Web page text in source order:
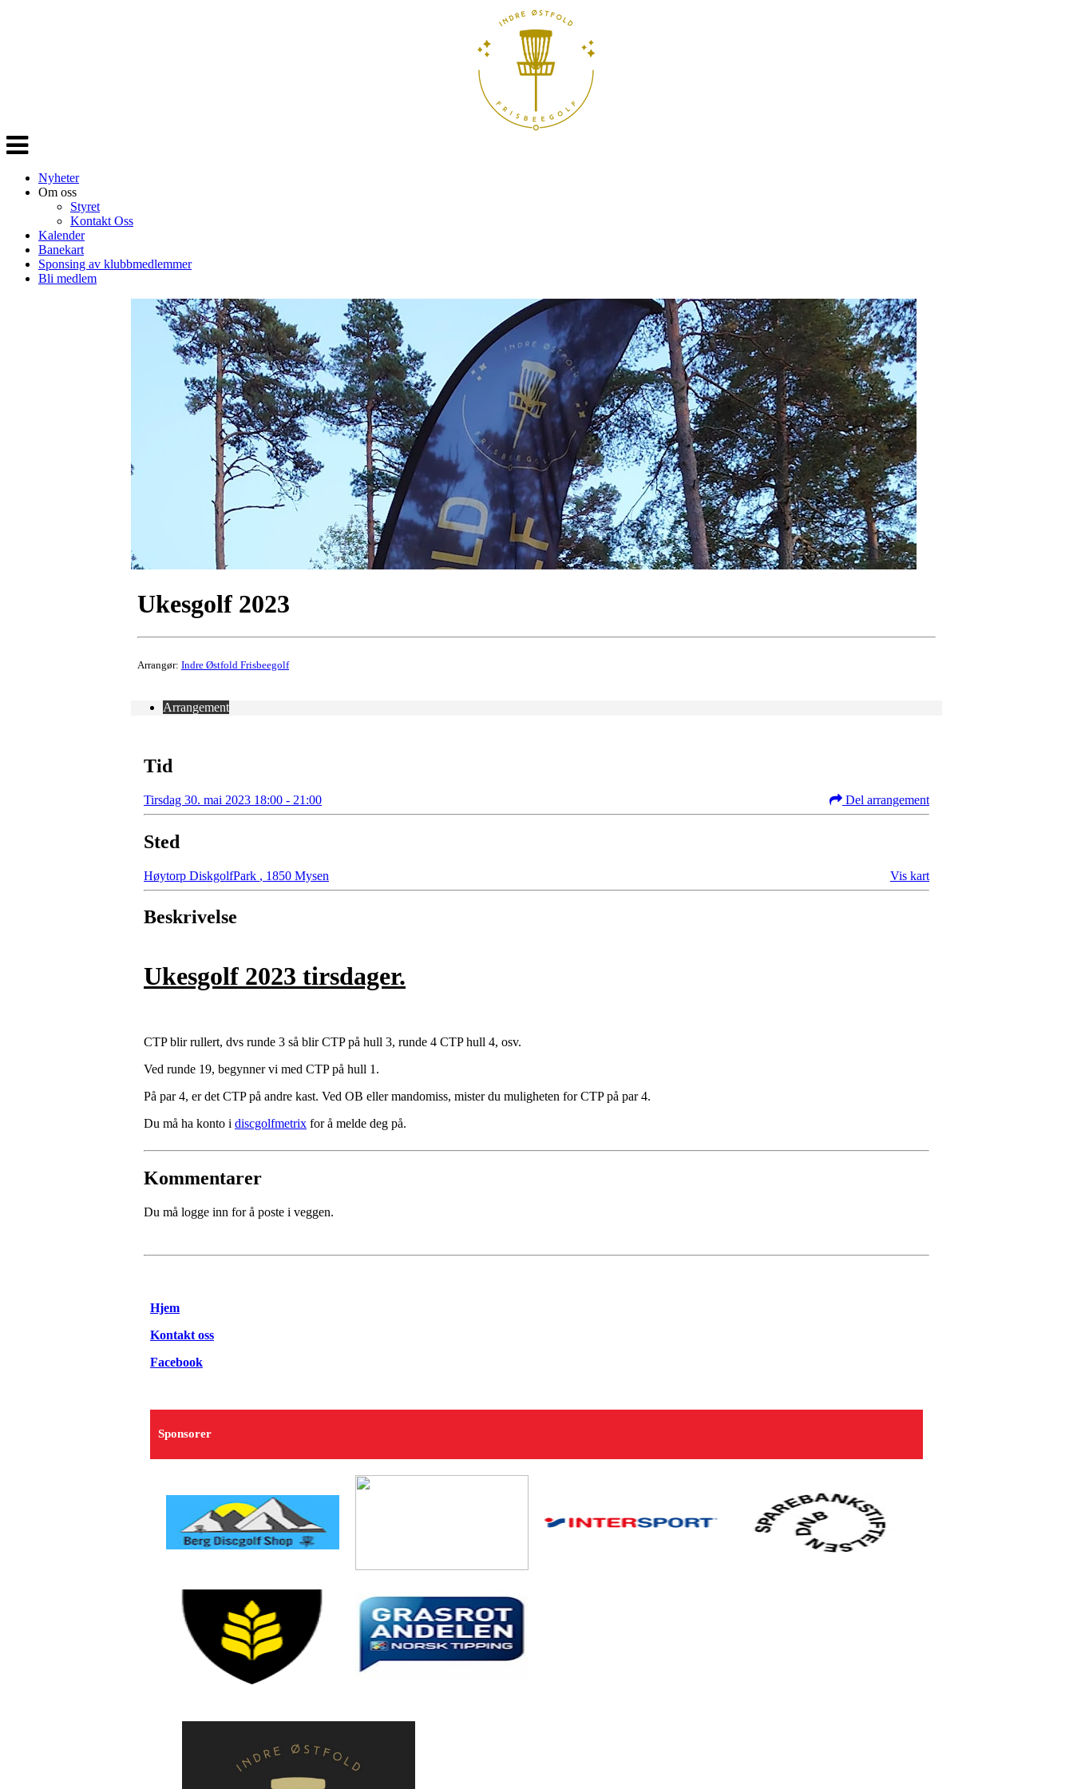
Veksle
navigasjon
Nyheter
Om oss
Styret
Kontakt Oss
Kalender
Banekart
Sponsing av klubbmedlemmer
Bli medlem
Ukesgolf 2023
Arrangør: Indre Østfold Frisbeegolf
Arrangement
Tid
Tirsdag 30. mai 2023 18:00 - 21:00 Del arrangement
Sted
Høytorp DiskgolfPark , 1850 Mysen Vis kart
Beskrivelse
Ukesgolf 2023 tirsdager.
CTP blir rullert, dvs runde 3 så blir CTP på hull 3, runde 4 CTP hull 4, osv.
Ved runde 19, begynner vi med CTP på hull 1.
På par 4, er det CTP på andre kast. Ved OB eller mandomiss, mister du muligheten for CTP på par 4.
Du må ha konto i discgolfmetrix for å melde deg på.
Kommentarer
Du må logge inn for å poste i veggen.
Hjem
Kontakt oss
Facebook
Sponsorer